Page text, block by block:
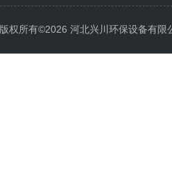
版权所有©2026 河北兴川环保设备有